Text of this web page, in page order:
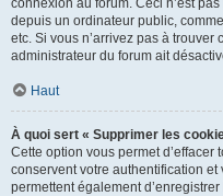
connexion au forum. Ceci n’est
depuis un ordinateur public,
etc. Si vous n’arrivez pas à trouver
administrateur du forum ait
Haut
À quoi sert « Supprimer les
Cette option vous permet
conservent votre authentification
permettent également